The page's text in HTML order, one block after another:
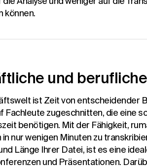
können.
und
ist Zeit von entscheidender
Fachleute zugeschnitten, die eine
benötigen. Mit der Fähigkeit,
nur wenigen Minuten zu
Länge Ihrer Datei, ist es eine
und Präsentationen.